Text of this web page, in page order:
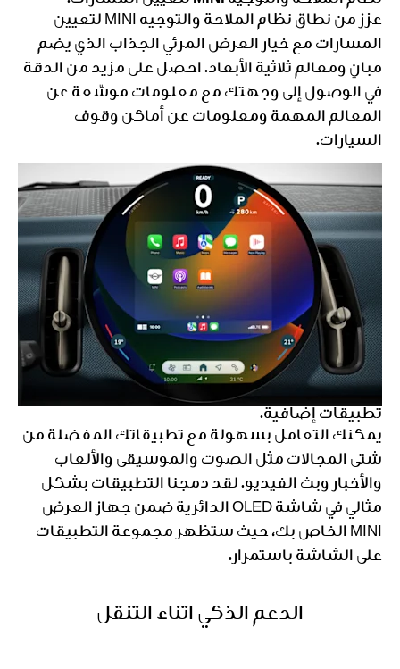
عزز من نطاق نظام الملاحة والتوجيه MINI لتعيين
المسارات مع خيار العرض المرئي الجذاب الذي يضم
مبانٍ ومعالم ثلاثية الأبعاد. احصل على مزيد من الدقة
في الوصول إلى وجهتك مع معلومات موسّعة عن
المعالم المهمة ومعلومات عن أماكن وقوف
السيارات.
تطبيقات إضافية.
يمكنك التعامل بسهولة مع تطبيقاتك المفضلة من
شتى المجالات مثل الصوت والموسيقى والألعاب
والأخبار وبث الفيديو. لقد دمجنا التطبيقات بشكل
مثالي في شاشة OLED الدائرية ضمن جهاز العرض
MINI الخاص بك، حيث ستظهر مجموعة التطبيقات
على الشاشة باستمرار.
الدعم الذكي أثناء التنقل